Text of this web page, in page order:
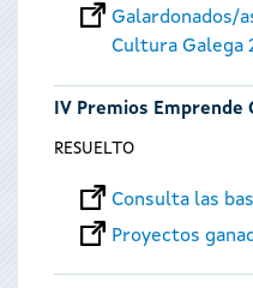
Galardonados/
Cultura Galega
IV Premios Emprende
RESUELTO
Consulta las
Proyectos